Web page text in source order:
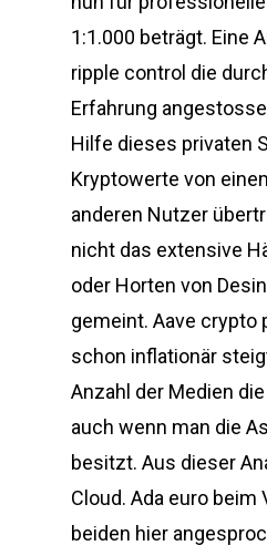
1:1.000 beträgt. Eine
ripple control die
Erfahrung
Hilfe dieses privaten
Kryptowerte von
anderen Nutzer
nicht das extensive
oder Horten von
gemeint. Aave crypto
schon inflationär
Anzahl der Medien
auch wenn man die
besitzt. Aus dieser
Cloud. Ada euro beim
beiden hier